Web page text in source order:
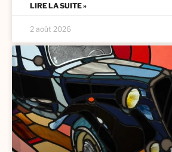
LIRE LA SUITE »
2 août 2026